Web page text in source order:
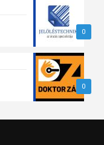
0
0